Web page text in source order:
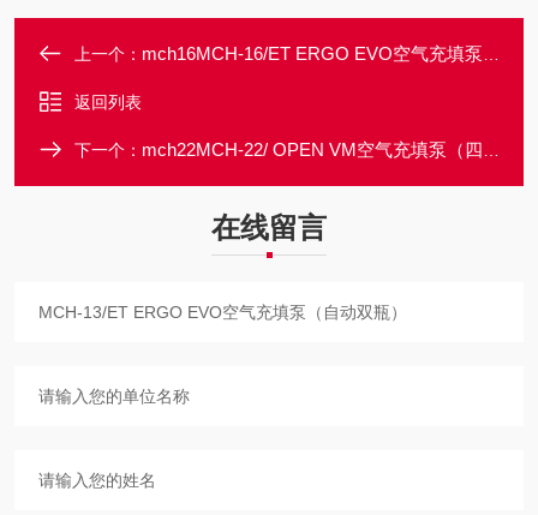
上一个： mch16MCH-16/ET ERGO EVO空气充填泵（自动双瓶）
返回列表
下一个： mch22MCH-22/ OPEN VM空气充填泵（四瓶自动）
在线留言